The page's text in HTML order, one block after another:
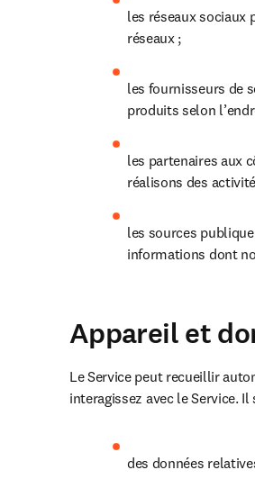
les réseaux sociaux
réseaux ;
les fournisseurs de
produits selon
les partenaires aux
réalisons des
les sources
informations dont
Appareil et
Le Service peut recueillir
interagissez avec le Service.
des données